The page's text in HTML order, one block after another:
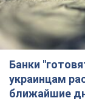
Банки
украинцам
ближайшие